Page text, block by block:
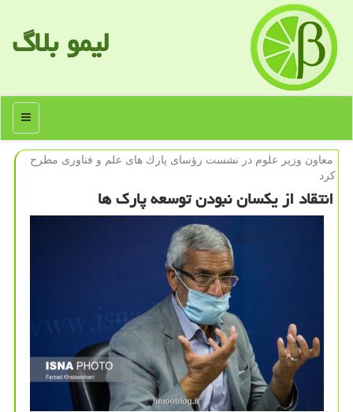
لیمو بلاگ
منو
معاون وزیر علوم در نشست رؤسای پارك های علم و فناوری مطرح
كرد
انتقاد از یكسان نبودن توسعه پارك ها